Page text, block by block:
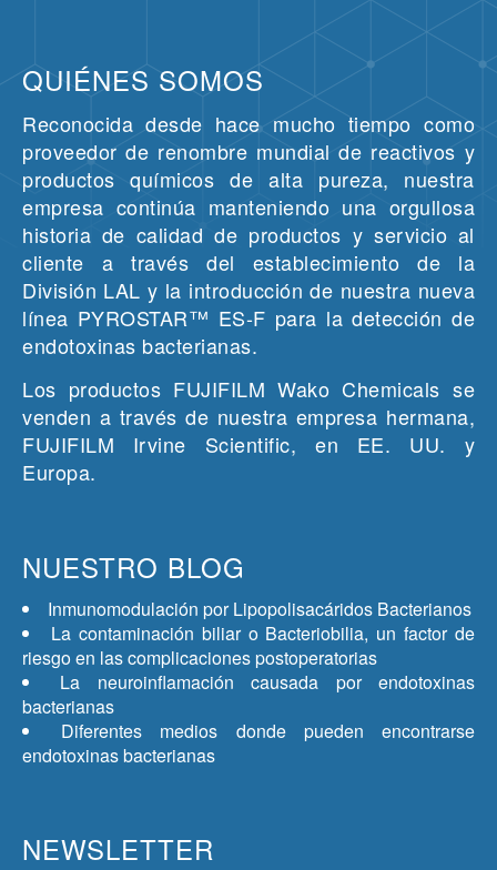
QUIÉNES SOMOS
Reconocida desde hace mucho tiempo como
proveedor de renombre mundial de reactivos y
productos químicos de alta pureza, nuestra
empresa continúa manteniendo una orgullosa
historia de calidad de productos y servicio al
cliente a través del establecimiento de la
División LAL y la introducción de nuestra nueva
línea PYROSTAR™ ES-F para la detección de
endotoxinas bacterianas.
Los productos FUJIFILM Wako Chemicals se
venden a través de nuestra empresa hermana,
FUJIFILM Irvine Scientific, en EE. UU. y
Europa.
NUESTRO BLOG
Inmunomodulación por Lipopolisacáridos Bacterianos
La contaminación biliar o Bacteriobilia, un factor de
riesgo en las complicaciones postoperatorias
La neuroinflamación causada por endotoxinas
bacterianas
Diferentes medios donde pueden encontrarse
endotoxinas bacterianas
NEWSLETTER